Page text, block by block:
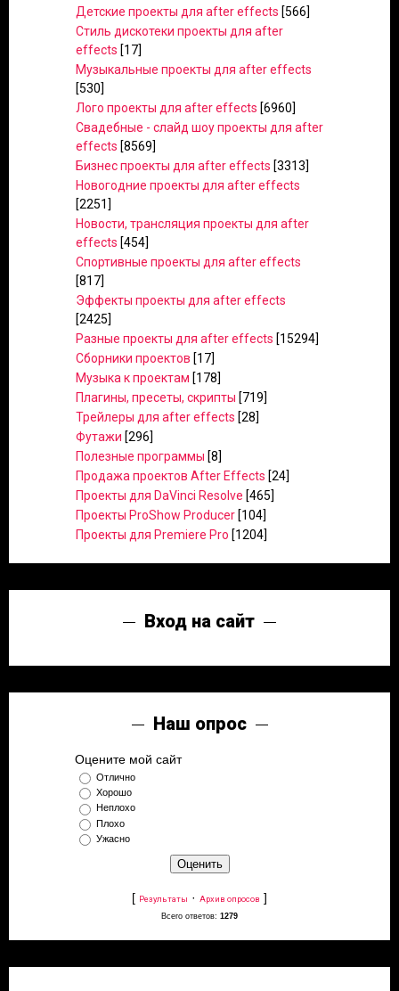
Детские проекты для after effects [566]
Стиль дискотеки проекты для after
effects [17]
Музыкальные проекты для after effects
[530]
Лого проекты для after effects [6960]
Свадебные - слайд шоу проекты для after
effects [8569]
Бизнес проекты для after effects [3313]
Новогодние проекты для after effects
[2251]
Новости, трансляция проекты для after
effects [454]
Спортивные проекты для after effects
[817]
Эффекты проекты для after effects
[2425]
Разные проекты для after effects [15294]
Сборники проектов [17]
Музыка к проектам [178]
Плагины, пресеты, скрипты [719]
Трейлеры для after effects [28]
Футажи [296]
Полезные программы [8]
Продажа проектов After Effects [24]
Проекты для DaVinci Resolve [465]
Проекты ProShow Producer [104]
Проекты для Premiere Pro [1204]
Вход на сайт
Наш опрос
Оцените мой сайт
Отлично
Хорошо
Неплохо
Плохо
Ужасно
[ Результаты · Архив опросов ]
Всего ответов: 1279